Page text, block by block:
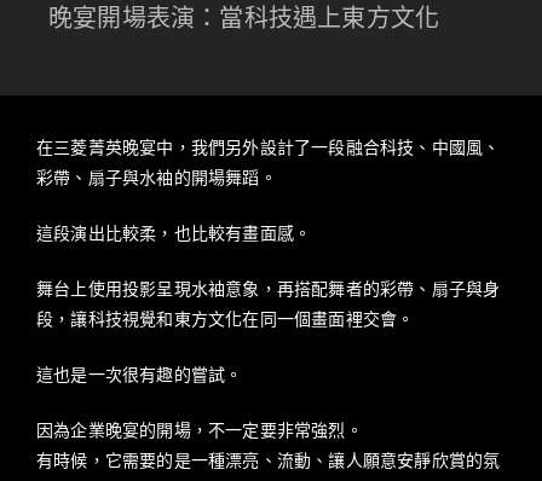
晚宴開場表演：當科技遇上東方文化
在三菱菁英晚宴中，我們另外設計了一段融合科技、中國風、
彩帶、扇子與水袖的開場舞蹈。
這段演出比較柔，也比較有畫面感。
舞台上使用投影呈現水袖意象，再搭配舞者的彩帶、扇子與身
段，讓科技視覺和東方文化在同一個畫面裡交會。
這也是一次很有趣的嘗試。
因為企業晚宴的開場，不一定要非常強烈。
有時候，它需要的是一種漂亮、流動、讓人願意安靜欣賞的氛